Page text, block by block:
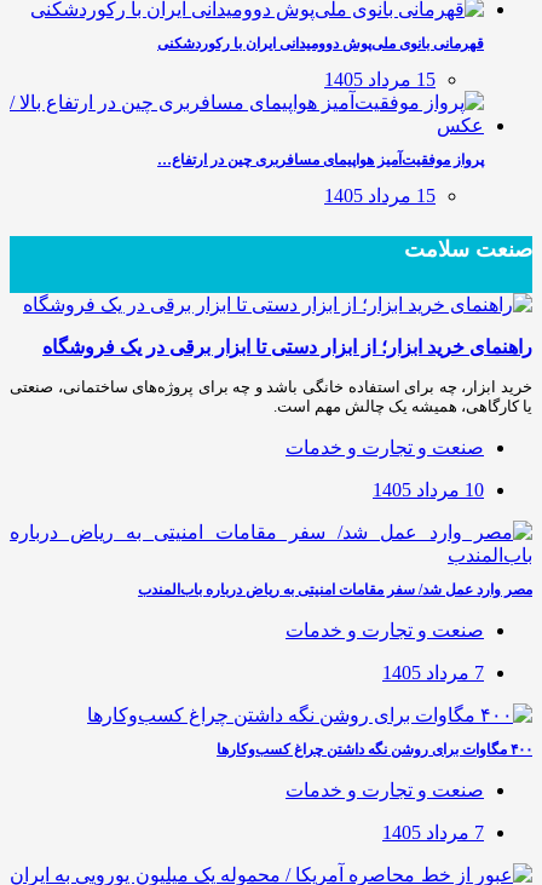
قهرمانی بانوی ملی‌پوش دوومیدانی ایران با رکوردشکنی
15 مرداد 1405
پرواز موفقیت‌آمیز هواپیمای مسافربری چین در ارتفاع…
15 مرداد 1405
صنعت سلامت
راهنمای خرید ابزار؛ از ابزار دستی تا ابزار برقی در یک فروشگاه
خرید ابزار، چه برای استفاده خانگی باشد و چه برای پروژه‌های ساختمانی، صنعتی
یا کارگاهی، همیشه یک چالش مهم است.
صنعت و تجارت و خدمات
10 مرداد 1405
مصر وارد عمل شد/ سفر مقامات امنیتی به ریاض درباره باب‌المندب
صنعت و تجارت و خدمات
7 مرداد 1405
۴۰۰ مگاوات برای روشن نگه داشتن چراغ کسب‌وکار‌ها
صنعت و تجارت و خدمات
7 مرداد 1405